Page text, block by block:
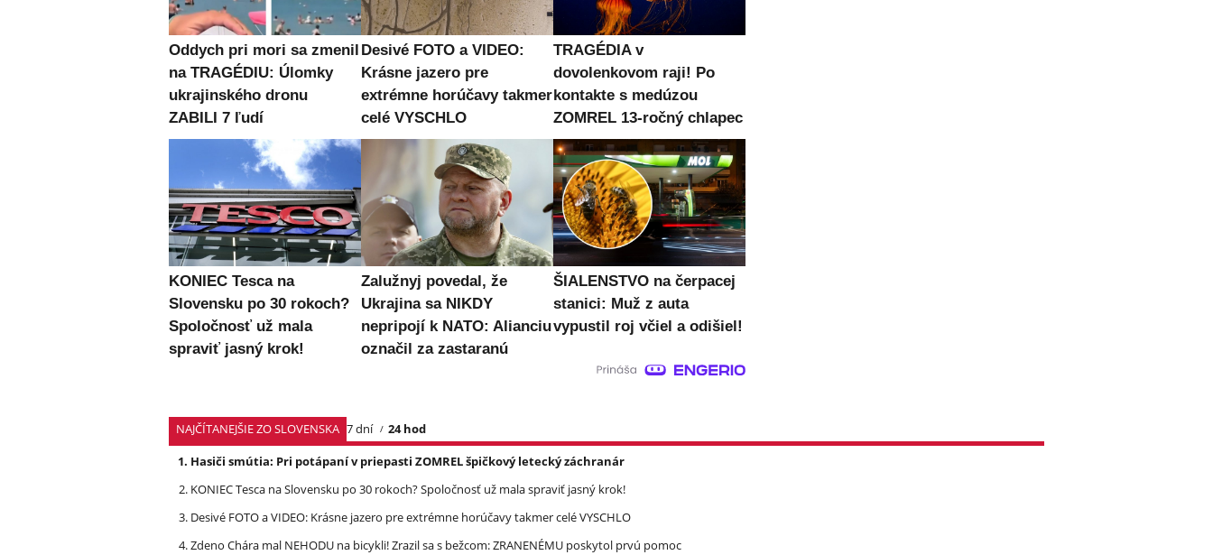
Oddych pri mori sa zmenil
na TRAGÉDIU: Úlomky
ukrajinského dronu
ZABILI 7 ľudí
Desivé FOTO a VIDEO:
Krásne jazero pre
extrémne horúčavy takmer
celé VYSCHLO
TRAGÉDIA v
dovolenkovom raji! Po
kontakte s medúzou
ZOMREL 13-ročný chlapec
KONIEC Tesca na
Slovensku po 30 rokoch?
Spoločnosť už mala
spraviť jasný krok!
Zalužnyj povedal, že
Ukrajina sa NIKDY
nepripojí k NATO: Alianciu
označil za zastaranú
ŠIALENSTVO na čerpacej
stanici: Muž z auta
vypustil roj včiel a odišiel!
NAJČÍTANEJŠIE ZO SLOVENSKA 7 dní
24 hod
Hasiči smútia: Pri potápaní v priepasti ZOMREL špičkový letecký záchranár
KONIEC Tesca na Slovensku po 30 rokoch? Spoločnosť už mala spraviť jasný krok!
Desivé FOTO a VIDEO: Krásne jazero pre extrémne horúčavy takmer celé VYSCHLO
Zdeno Chára mal NEHODU na bicykli! Zrazil sa s bežcom: ZRANENÉMU poskytol prvú pomoc